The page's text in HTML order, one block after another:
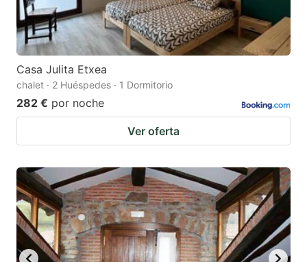
Casa Julita Etxea
chalet · 2 Huéspedes · 1 Dormitorio
282 € por noche
Ver oferta